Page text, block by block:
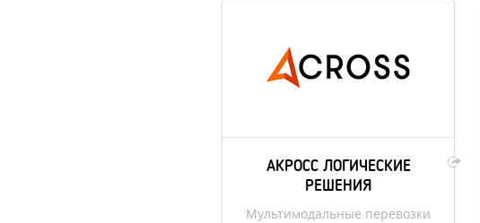
АКРОСС ЛОГИЧЕСКИЕ
РЕШЕНИЯ
Мультимодальные перевозки